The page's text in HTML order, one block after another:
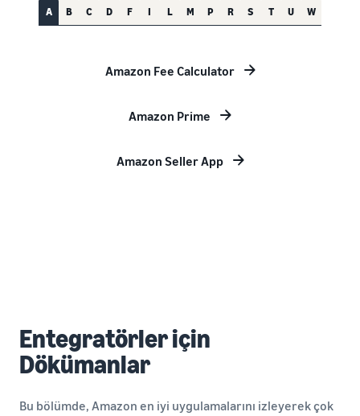
A B C D F I L M P R S T U W
Amazon Fee Calculator
Amazon Prime
Amazon Seller App
Entegratörler için
Dökümanlar
Bu bölümde, Amazon en iyi uygulamalarını izleyerek çok